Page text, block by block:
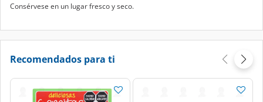
Consérvese en un lugar fresco y seco.
Recomendados para ti